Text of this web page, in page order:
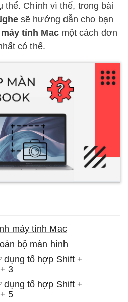
thể. Chính vì thế, trong bài
sẽ hướng dẫn cho bạn
tính Macmột cách đơn
có thể.
máy tính Mac
bộ màn hình
dụng tổ hợp Shift +
3
dụng tổ hợp Shift +
5